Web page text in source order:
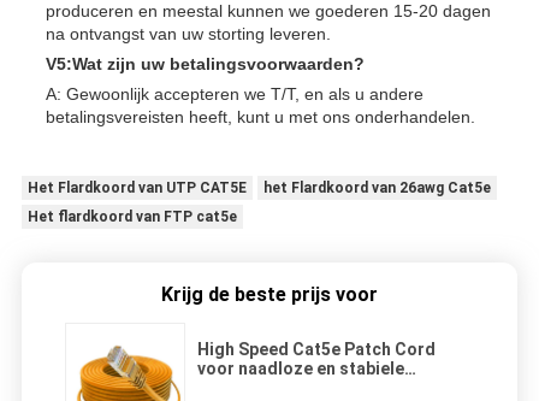
produceren en meestal kunnen we goederen 15-20 dagen
na ontvangst van uw storting leveren.
V5:Wat zijn uw betalingsvoorwaarden?
A: Gewoonlijk accepteren we T/T, en als u andere
betalingsvereisten heeft, kunt u met ons onderhandelen.
Het Flardkoord van UTP CAT5E
het Flardkoord van 26awg Cat5e
Het flardkoord van FTP cat5e
Krijg de beste prijs voor
High Speed Cat5e Patch Cord
voor naadloze en stabiele